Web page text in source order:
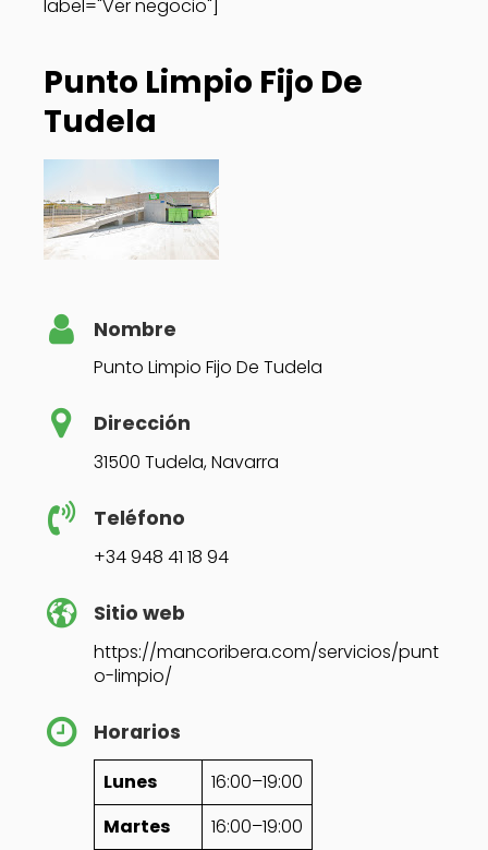
label="Ver negocio"]
Punto Limpio Fijo De
Tudela
Nombre
Punto Limpio Fijo De Tudela
Dirección
31500 Tudela, Navarra
Teléfono
+34 948 41 18 94
Sitio web
https://mancoribera.com/servicios/punt
o-limpio/
Horarios
Lunes
16:00–19:00
Martes
16:00–19:00